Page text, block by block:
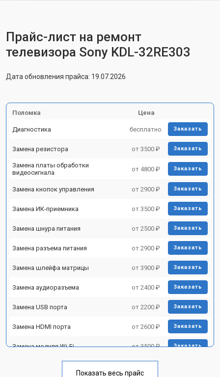
Прайс-лист на ремонт
телевизора Sony KDL-32RE303
Дата обновления прайса: 19.07.2026
Поломка Цена
Диагностика бесплатно Заказать
Замена резистора от 3500 ₽ Заказать
Замена платы обработки
видеосигнала
от 4800 ₽ Заказать
Замена кнопок управления от 2900 ₽ Заказать
Замена ИК-приемника от 3500 ₽ Заказать
Замена шнура питания от 2500 ₽ Заказать
Замена разъема питания от 2900 ₽ Заказать
Замена шлейфа матрицы от 3900 ₽ Заказать
Замена аудиоразъема от 2400 ₽ Заказать
Замена USB порта от 2200 ₽ Заказать
Замена HDMI порта от 2600 ₽ Заказать
Замена модуля Wi-Fi от 3500 ₽ Заказать
Показать весь прайс